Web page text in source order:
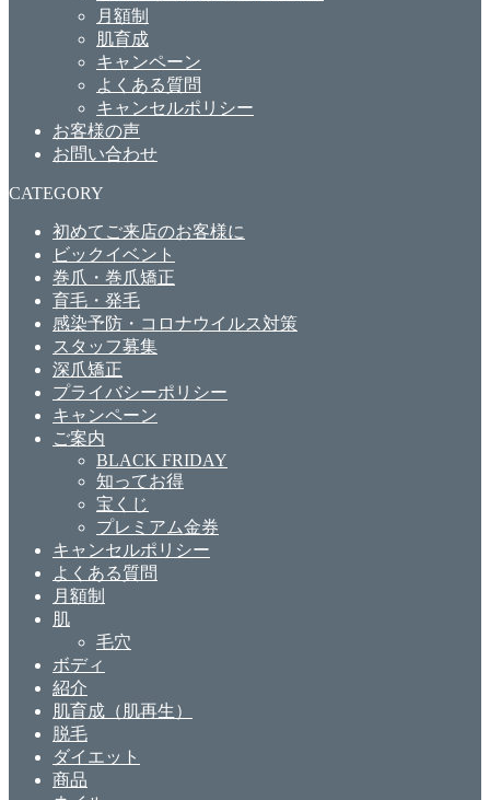
月額制
肌育成
キャンペーン
よくある質問
キャンセルポリシー
お客様の声
お問い合わせ
CATEGORY
初めてご来店のお客様に
ビックイベント
巻爪・巻爪矯正
育毛・発毛
感染予防・コロナウイルス対策
スタッフ募集
深爪矯正
プライバシーポリシー
キャンペーン
ご案内
BLACK FRIDAY
知ってお得
宝くじ
プレミアム金券
キャンセルポリシー
よくある質問
月額制
肌
毛穴
ボディ
紹介
肌育成（肌再生）
脱毛
ダイエット
商品